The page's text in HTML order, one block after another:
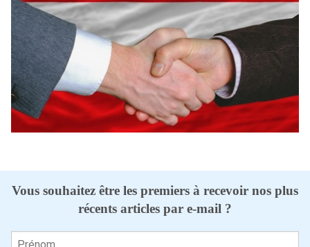
Vous souhaitez être les premiers à recevoir nos plus
récents articles par e-mail ?